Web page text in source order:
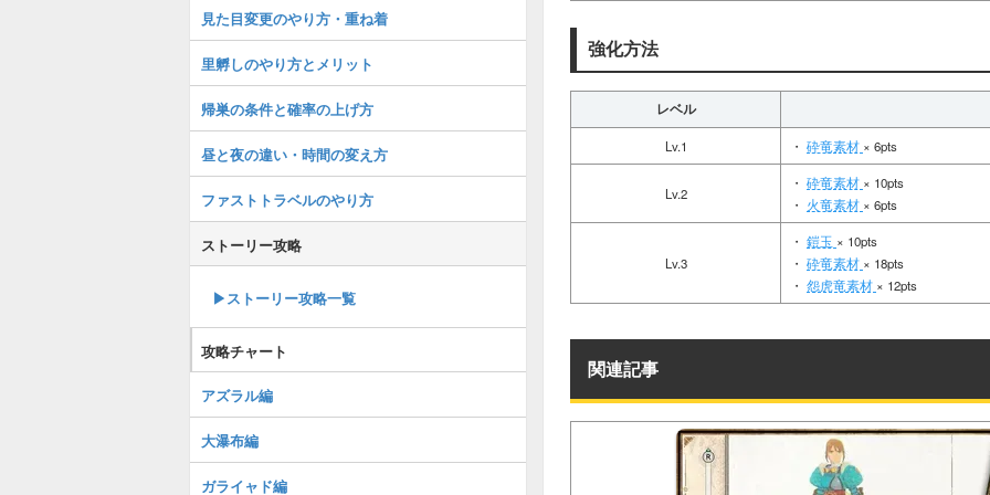
強化方法
レベル
Lv.1 ・ 砕竜素材 × 6pts
Lv.2
・ 砕竜素材 × 10pts
・ 火竜素材 × 6pts
Lv.3
・ 鎧玉 × 10pts
・ 砕竜素材 × 18pts
・ 怨虎竜素材 × 12pts
関連記事
見た目変更のやり方・重ね着
里孵しのやり方とメリット
帰巣の条件と確率の上げ方
昼と夜の違い・時間の変え方
ファストトラベルのやり方
ストーリー攻略
▶︎ストーリー攻略一覧
攻略チャート
アズラル編
大瀑布編
ガライャド編